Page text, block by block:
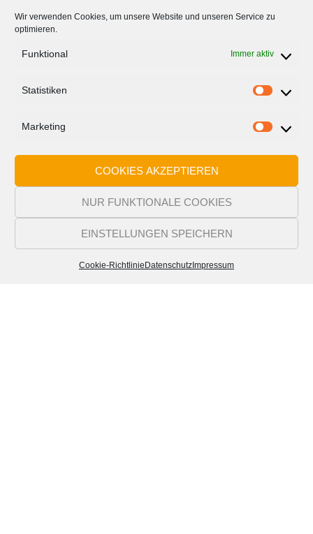
Wir verwenden Cookies, um unsere Website und unseren Service zu
optimieren.
Funktional Immer aktiv
Statistiken
Marketing
COOKIES AKZEPTIEREN
NUR FUNKTIONALE COOKIES
EINSTELLUNGEN SPEICHERN
Cookie-Richtlinie Datenschutz Impressum
Technische Installation
Technischer Support
Content-Aktualisierungen